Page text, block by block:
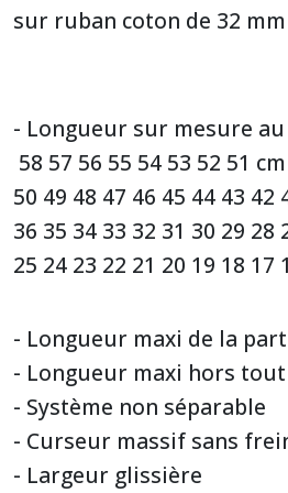
sur ruban coton de 32 mm
- Longueur sur mesure
58 57 56 55 54 53 52 51 cm
50 49 48 47 46 45 44 43 42
36 35 34 33 32 31 30 29 28
25 24 23 22 21 20 19 18 17
- Longueur maxi de la
- Longueur maxi hors tout
- Système non séparable
- Curseur massif sans
- Largeur glissière